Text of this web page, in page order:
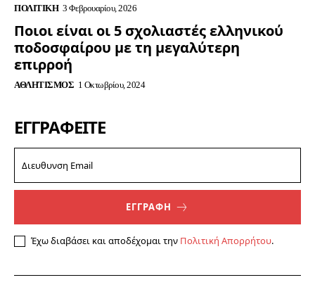
ΠΟΛΙΤΙΚΉ 3 Φεβρουαρίου, 2026
Ποιοι είναι οι 5 σχολιαστές ελληνικού
ποδοσφαίρου με τη μεγαλύτερη
επιρροή
ΑΘΛΗΤΙΣΜΌΣ 1 Οκτωβρίου, 2024
ΕΓΓΡΑΦΕΊΤΕ
ΕΓΓΡΑΦΗ
Έχω διαβάσει και αποδέχομαι την Πολιτική Απορρήτου.